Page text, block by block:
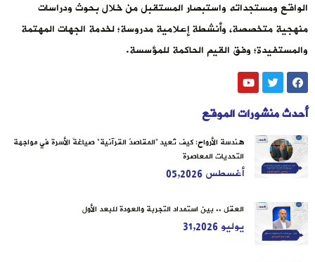
الواقع ومستجداته واستبصار المستقبل من خلال بحوث ودراسات
منهجية متخصصة، وأنشطة إعلامية مدروسة؛ لخدمة الجهات المهتمة
والمستفيدة؛ وفق القيم الحاكمة للمؤسسة.
أحدث منشورات الموقع
هندسة الأرواح: كيف تُعيد “المقاصدُ القرآنية” صياغةَ الأسرة في مواجهة
التحديات المعاصرة
أغسطس 05,2026
العقل .. بين استمداد التجربة والعودة للبعد الأول
يوليو 31,2026